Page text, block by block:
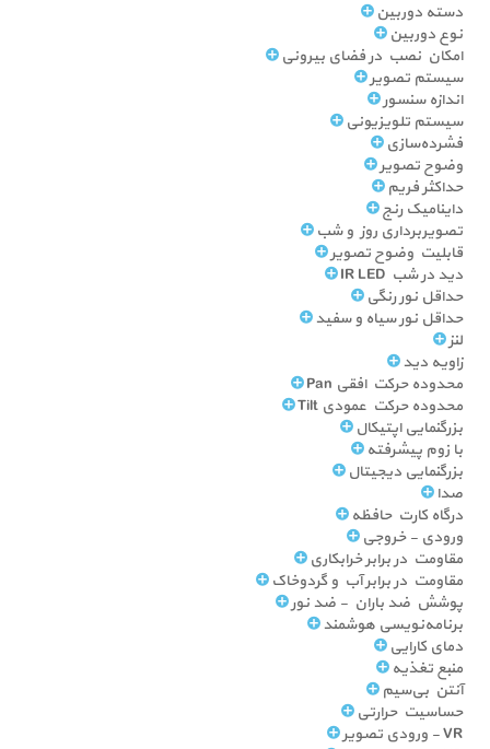
دسته دوربین
نوع دوربین
امکان نصب در فضای بیرونی
سیستم تصویر
اندازه سنسور
سیستم تلویزیونی
فشرده‌سازی
وضوح تصویر
حداکثر فریم
داینامیک رنج
تصویربرداری روز و شب
قابلیت وضوح تصویر
دید در شب IR LED
حداقل نور رنگی
حداقل نور سیاه و سفید
لنز
زاویه دید
محدوده حرکت افقی Pan
محدوده حرکت عمودی Tilt
بزرگنمایی اپتیکال
با زوم پیشرفته
بزرگنمایی دیجیتال
صدا
درگاه کارت حافظه
ورودی - خروجی
مقاومت در برابر خرابکاری
مقاومت در برابر آب و گردوخاک
پوشش ضد باران - ضد نور
برنامه‌نویسی هوشمند
دمای کارایی
منبع تغذیه
آنتن بی‌سیم
حساسیت حرارتی
VR - ورودی تصویر